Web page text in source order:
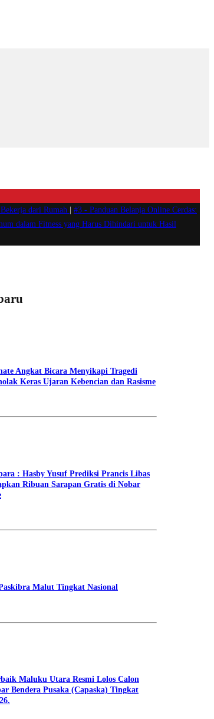
dari Rumah #3 - Panduan Belanja Online Cerdas:
dalam Fitness yang Harus Dihindari untuk Hasil
Angkat Bicara Menyikapi Tragedi
Keras Ujaran Kebencian dan Rasisme
: Hasby Yusuf Prediksi Prancis Libas
Ribuan Sarapan Gratis di Nobar
Malut Tingkat Nasional
Maluku Utara Resmi Lolos Calon
Bendera Pusaka (Capaska) Tingkat